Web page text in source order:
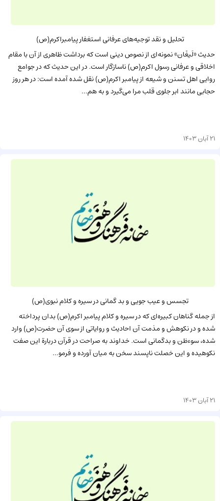
تحلیل و نقد توجیه‌های عرفانی استغفار پیامبراکرم(ص)
حدیث «لَیغَان» نمونه‌ای از نصوص دینی است که برداشت ظاهری از آن با مقام
اخلاقی و عرفانی رسول اکرم(ص) ناسازگار است. در این حدیث که در جوامع
روایی اهل تسنن و شیعه از پیامبر اکرم(ص) نقل شده آمده است: در هر روز
حجابی مانند ابر جلوی قلب مرا می‌گیرد و به هم...
21 آبان 1403
تجسس و عیب جویی و بد گمانی در سیره و کلام نبوی(ص)
از جمله گناهان کبیره‌ای که در سیره و کلام پیامبر اکرم(ص) بدان پرداخته
شده و در نکوهش و مذمت آن احادیث و روایاتی از سوی آن حضرت(ص) وارد
شده، سوءظن و بدگمانی است. خداوند به صراحت در قرآن دربارة این صفت
نکوهیده و این خصلت ناپسند سخن به میان آورده و فرمو...
21 آبان 1403